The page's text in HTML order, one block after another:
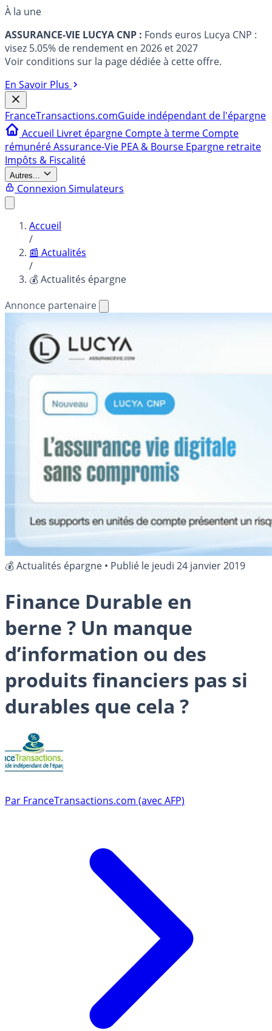
À la une
ASSURANCE-VIE LUCYA CNP : Fonds euros Lucya CNP :
visez 5.05% de rendement en 2026 et 2027
Voir conditions sur la page dédiée à cette offre.
En Savoir Plus
FranceTransactions.comGuide indépendant de l'épargne
Accueil Livret épargne Compte à terme Compte
rémunéréAssurance-Vie PEA & Bourse Epargne retraite
Impôts & Fiscalité
Autres...
Connexion Simulateurs
Accueil
/
📰 Actualités
/
💰 Actualités épargne
Annonce partenaire
💰 Actualités épargne • Publié le jeudi 24 janvier 2019
Finance Durable en
berne ? Un manque
d’information ou des
produits financiers pas si
durables que cela ?
Par FranceTransactions.com (avec AFP)